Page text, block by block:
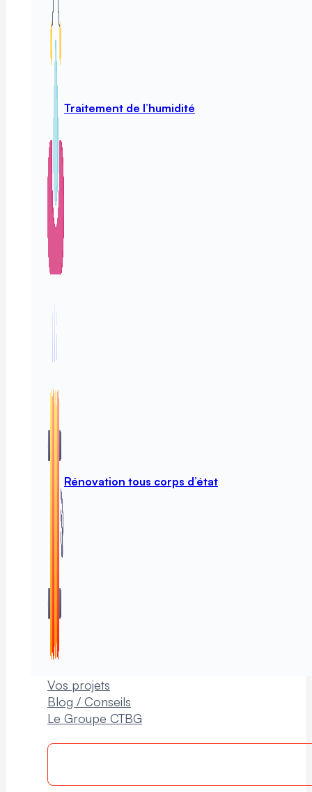
Traitement de l’humidité
Rénovation tous corps d’état
Vos projets
Blog / Conseils
Le Groupe CTBG